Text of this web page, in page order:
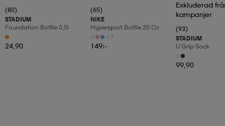
(80)
STADIUM
Foundation Bottle 0,5l
24,90
(65)
NIKE
Hypersport Bottle 20 Oz
+3
149:-
Exkluderad
kampanjer
(93)
STADIUM
U Grip Sock
99,90